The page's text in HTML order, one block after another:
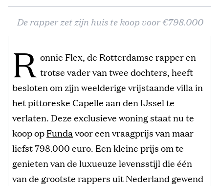
De rapper zet zijn huis te koop voor €798.000
R onnie Flex, de Rotterdamse rapper en
trotse vader van twee dochters, heeft
besloten om zijn weelderige vrijstaande villa in
het pittoreske Capelle aan den IJssel te
verlaten. Deze exclusieve woning staat nu te
koop opFundavoor een vraagprijs van maar
liefst 798.000 euro. Een kleine prijs om te
genieten van de luxueuze levensstijl die één
van de grootste rappers uit Nederland gewend